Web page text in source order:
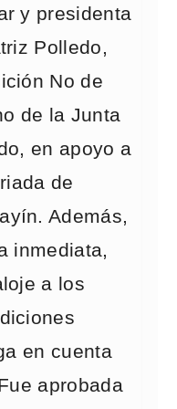
y presidenta
Polledo,
No de
de la Junta
en apoyo a
de
Además,
inmediata,
a los
en cuenta
aprobada